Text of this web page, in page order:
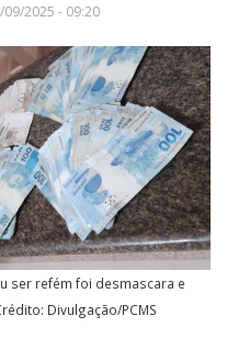
09/2025 - 09:20
ser refém foi desmascara e
Divulgação/PCMS